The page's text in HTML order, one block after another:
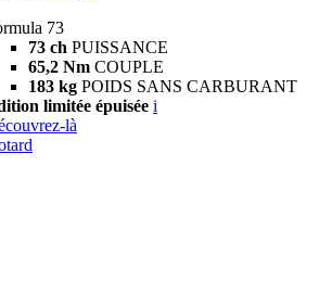
73
73 ch PUISSANCE
65,2 Nm COUPLE
183 kg POIDS SANS CARBURANT
limitée épuisée i
là